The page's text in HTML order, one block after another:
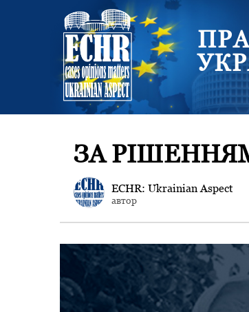
ЗА
ECHR: Ukrainian Aspect
автор